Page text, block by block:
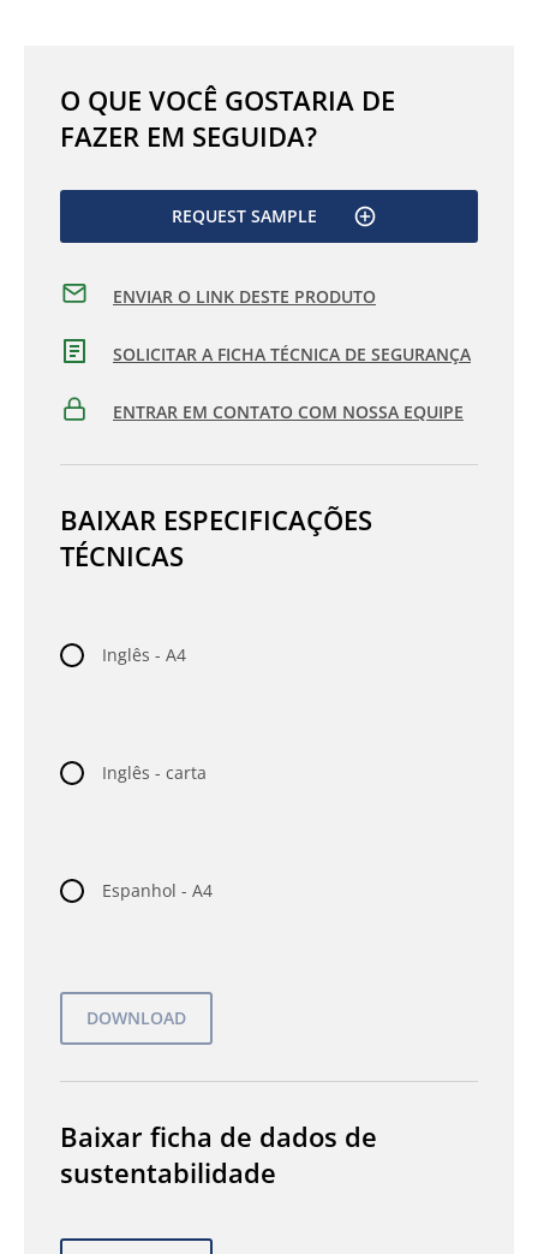
O QUE VOCÊ GOSTARIA DE
FAZER EM SEGUIDA?
REQUEST SAMPLE
ENVIAR O LINK DESTE PRODUTO
SOLICITAR A FICHA TÉCNICA DE SEGURANÇA
ENTRAR EM CONTATO COM NOSSA EQUIPE
BAIXAR ESPECIFICAÇÕES
TÉCNICAS
Inglês - A4
Inglês - carta
Espanhol - A4
Baixar ficha de dados de
sustentabilidade